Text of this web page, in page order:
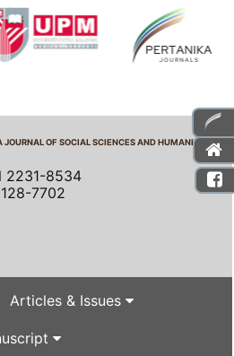
JOURNAL OF SOCIAL SCIENCES AND HUMANITIES
2231-8534
7702
Articles & Issues